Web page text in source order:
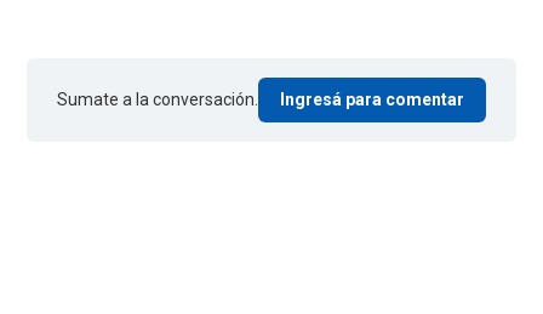
Sumate a la conversación. Ingresá para comentar